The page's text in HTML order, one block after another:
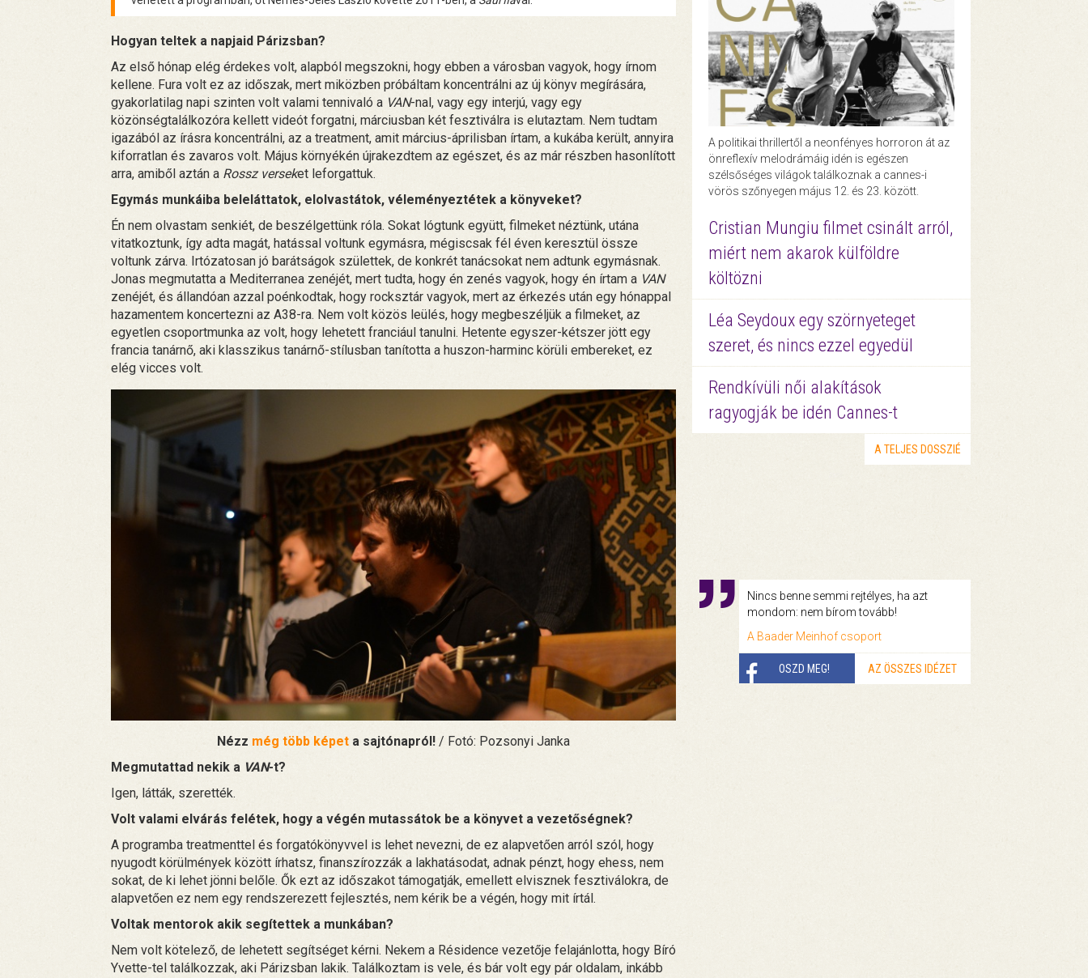
Hogyan teltek a napjaid Párizsban?
Az első hónap elég érdekes volt, alapból megszokni, hogy ebben a városban vagyok, hogy írnom
kellene. Fura volt ez az időszak, mert miközben próbáltam koncentrálni az új könyv megírására,
gyakorlatilag napi szinten volt valami tennivaló a VAN-nal, vagy egy interjú, vagy egy
közönségtalálkozóra kellett videót forgatni, márciusban két fesztiválra is elutaztam. Nem tudtam
igazából az írásra koncentrálni, az a treatment, amit március-áprilisban írtam, a kukába került, annyira
kiforratlan és zavaros volt. Május környékén újrakezdtem az egészet, és az már részben hasonlított
arra, amiből aztán a Rossz verseket leforgattuk.
Egymás munkáiba beleláttatok, elolvastátok, véleményeztétek a könyveket?
Én nem olvastam senkiét, de beszélgettünk róla. Sokat lógtunk együtt, filmeket néztünk, utána
vitatkoztunk, így adta magát, hatással voltunk egymásra, mégiscsak fél éven keresztül össze
voltunk zárva. Irtózatosan jó barátságok születtek, de konkrét tanácsokat nem adtunk egymásnak.
Jonas megmutatta a Mediterranea zenéjét, mert tudta, hogy én zenés vagyok, hogy én írtam a VAN
zenéjét, és állandóan azzal poénkodtak, hogy rocksztár vagyok, mert az érkezés után egy hónappal
hazamentem koncertezni az A38-ra. Nem volt közös leülés, hogy megbeszéljük a filmeket, az
egyetlen csoportmunka az volt, hogy lehetett franciául tanulni. Hetente egyszer-kétszer jött egy
francia tanárnő, aki klasszikus tanárnő-stílusban tanította a huszon-harminc körüli embereket, ez
elég vicces volt.
Nézz még több képet a sajtónapról! / Fotó: Pozsonyi Janka
Megmutattad nekik a VAN-t?
Igen, látták, szerették.
Volt valami elvárás felétek, hogy a végén mutassátok be a könyvet a vezetőségnek?
A programba treatmenttel és forgatókönyvvel is lehet nevezni, de ez alapvetően arról szól, hogy
nyugodt körülmények között írhatsz, finanszírozzák a lakhatásodat, adnak pénzt, hogy ehess, nem
sokat, de ki lehet jönni belőle. Ők ezt az időszakot támogatják, emellett elvisznek fesztiválokra, de
alapvetően ez nem egy rendszerezett fejlesztés, nem kérik be a végén, hogy mit írtál.
Voltak mentorok akik segítettek a munkában?
Nem volt kötelező, de lehetett segítséget kérni. Nekem a Résidence vezetője felajánlotta, hogy Bíró
Yvette-tel találkozzak, aki Párizsban lakik. Találkoztam is vele, és bár volt egy pár oldalam, inkább
A politikai thrillertől a neonfényes horroron át az
önreflexív melodrámáig idén is egészen
szélsőséges világok találkoznak a cannes-i
vörös szőnyegen május 12. és 23. között.
Cristian Mungiu filmet csinált arról,
miért nem akarok külföldre
költözni
Léa Seydoux egy szörnyeteget
szeret, és nincs ezzel egyedül
Rendkívüli női alakítások
ragyogják be idén Cannes-t
A TELJES DOSSZIÉ
Nincs benne semmi rejtélyes, ha azt
mondom: nem bírom tovább!
A Baader Meinhof csoport
OSZD MEG! AZ ÖSSZES IDÉZET